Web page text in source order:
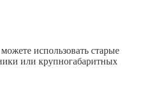
использовать старые
или крупногабаритных